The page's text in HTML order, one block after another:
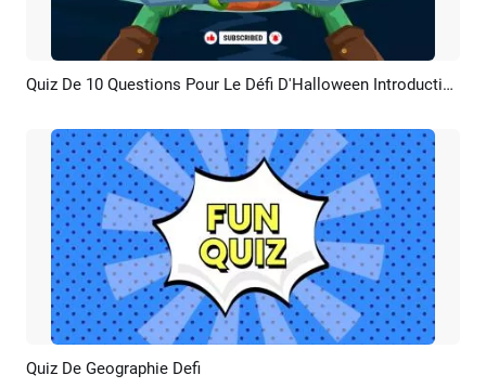
Aperçu Créer IA Quiz De 10 Questions Pour Le Défi D'Halloween Introduction à La Chaîne YouTube
Aperçu
Quiz De Geographie Defi